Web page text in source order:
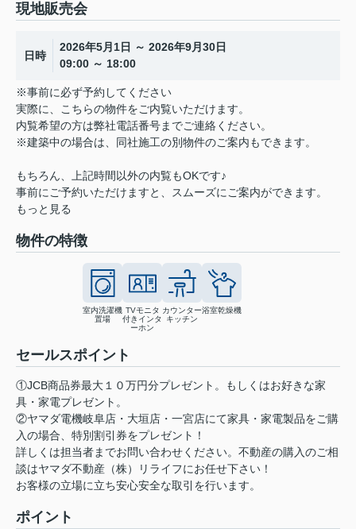
現地販売会
日時
2026年5月1日 ～ 2026年9月30日
09:00 ～ 18:00
※事前に必ず予約してください
実際に、こちらの物件をご内覧いただけます。
内覧希望の方は弊社電話番号までご連絡ください。
※建築中の場合は、同社施工の別物件のご案内もできます。
もちろん、上記時間以外の内覧もOKです♪
事前にご予約いただけますと、スムーズにご案内ができます。
もっと見る
物件の特徴
室内洗濯機
置場
TVモニタ
付きインタ
ーホン
カウンター
キッチン
浴室乾燥機
セールスポイント
①JCB商品券最大１０万円分プレゼント。もしくはお好きな家
具・家電プレゼント。
②ヤマダ電機岐阜店・大垣店・一宮店にて家具・家電製品をご購
入の場合、特別割引券をプレゼント！
詳しくは担当者までお問い合わせください。不動産の購入のご相
談はヤマダ不動産（株）リライフにお任せ下さい！
お客様の立場に立ち安心安全な取引を行います。
ポイント